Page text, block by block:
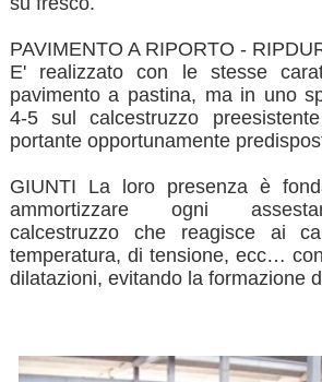
PAVIMENTO A RIPORTO -
E' realizzato con le stesse
pavimento a pastina, ma in uno
4-5 sul calcestruzzo
portante opportunamente
GIUNTI La loro presenza è
ammortizzare ogni
calcestruzzo che reagisce ai
temperatura, di tensione, ecc…
dilatazioni, evitando la formazione